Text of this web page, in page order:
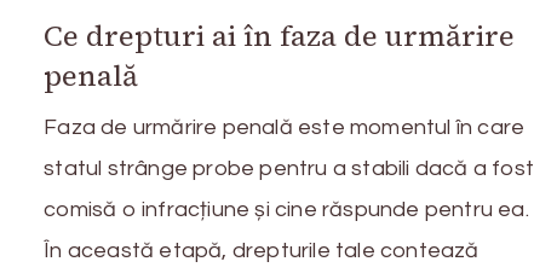
Ce drepturi ai în faza de urmărire
penală
Faza de urmărire penală este momentul în care
statul strânge probe pentru a stabili dacă a fost
comisă o infracțiune și cine răspunde pentru ea.
În această etapă, drepturile tale contează